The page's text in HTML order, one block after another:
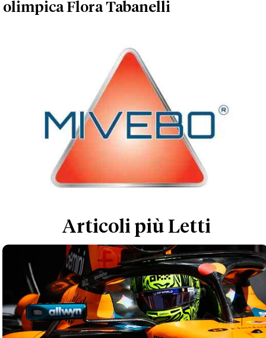
olimpica Flora Tabanelli
Articoli più Letti